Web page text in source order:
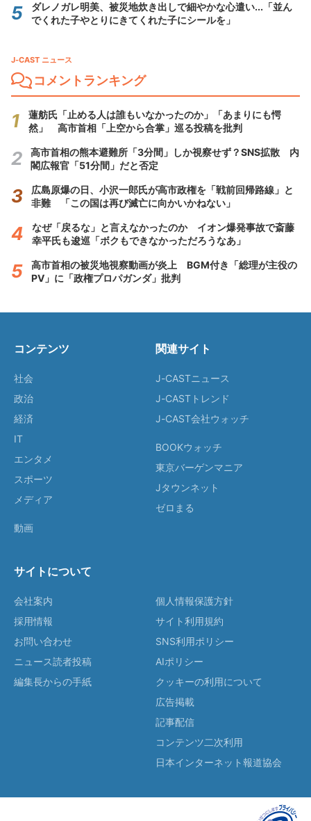
ダレノガレ明美、被災地炊き出しで細やかな心遣い...「並ん
でくれた子やとりにきてくれた子にシールを」
J-CAST ニュース
コメントランキング
蓮舫氏「止める人は誰もいなかったのか」「あまりにも愕
然」 高市首相「上空から合掌」巡る投稿を批判
高市首相の熊本避難所「3分間」しか視察せず？SNS拡散 内
閣広報官「51分間」だと否定
広島原爆の日、小沢一郎氏が高市政権を「戦前回帰路線」と
非難 「この国は再び滅亡に向かいかねない」
なぜ「戻るな」と言えなかったのか イオン爆発事故で斎藤
幸平氏も逡巡「ボクもできなかっただろうなあ」
高市首相の被災地視察動画が炎上 BGM付き「総理が主役の
PV」に「政権プロパガンダ」批判
コンテンツ
社会
政治
経済
IT
エンタメ
スポーツ
メディア
動画
関連サイト
J-CASTニュース
J-CASTトレンド
J-CAST会社ウォッチ
BOOKウォッチ
東京バーゲンマニア
Jタウンネット
ゼロまる
サイトについて
会社案内
採用情報
お問い合わせ
ニュース読者投稿
編集長からの手紙
個人情報保護方針
サイト利用規約
SNS利用ポリシー
AIポリシー
クッキーの利用について
広告掲載
記事配信
コンテンツ二次利用
日本インターネット報道協会